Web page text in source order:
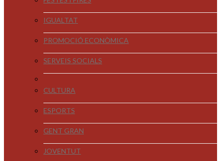
IGUALTAT
PROMOCIÓ ECONÒMICA
SERVEIS SOCIALS
CULTURA
ESPORTS
GENT GRAN
JOVENTUT